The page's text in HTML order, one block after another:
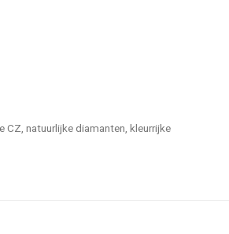
natuurlijke diamanten, kleurrijke